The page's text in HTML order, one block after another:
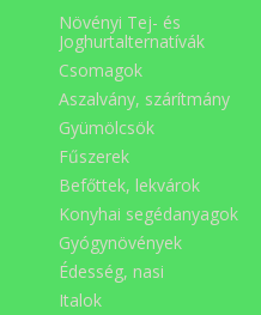
Növényi Tej- és
Joghurtalternatívák
Csomagok
Aszalvány, szárítmány
Gyümölcsök
Fűszerek
Befőttek, lekvárok
Konyhai segédanyagok
Gyógynövények
Édesség, nasi
Italok